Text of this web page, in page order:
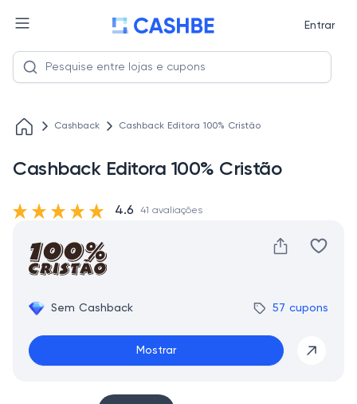
Entrar
Cashback Cashback Editora 100% Cristão
Cashback Editora 100% Cristão
Sem Cashback 57 cupons
Mostrar
4.6 41 avaliações